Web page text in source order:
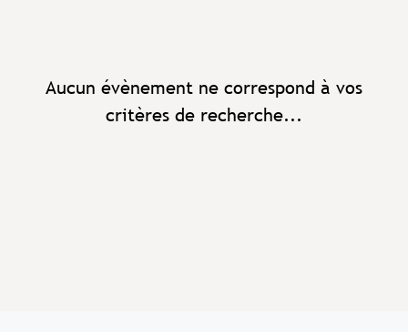
Aucun évènement ne correspond à vos
critères de recherche...